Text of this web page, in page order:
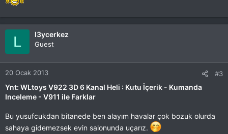
L l3ycerkez
Guest
20 Ocak 2013 #3
Ynt: WLtoys V922 3D 6 Kanal Heli : Kutu İçerik - Kumanda
Inceleme - V911 ile Farklar
Bu yusufcukdan bitanede ben alayım havalar çok bozuk olurda
sahaya gidemezsek evin salonunda uçarız.